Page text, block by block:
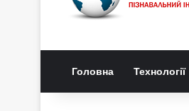
Головна Технології